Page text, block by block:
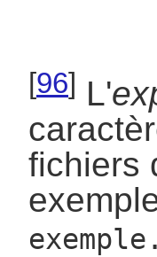
[96] L'
fichiers